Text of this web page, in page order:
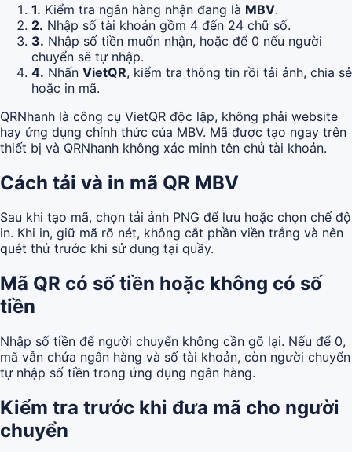
1. Kiểm tra ngân hàng nhận đang là MBV.
2. Nhập số tài khoản gồm 4 đến 24 chữ số.
3. Nhập số tiền muốn nhận, hoặc để 0 nếu người
chuyển sẽ tự nhập.
4. Nhấn VietQR, kiểm tra thông tin rồi tải ảnh, chia sẻ
hoặc in mã.
QRNhanh là công cụ VietQR độc lập, không phải website
hay ứng dụng chính thức của MBV. Mã được tạo ngay trên
thiết bị và QRNhanh không xác minh tên chủ tài khoản.
Cách tải và in mã QR MBV
Sau khi tạo mã, chọn tải ảnh PNG để lưu hoặc chọn chế độ
in. Khi in, giữ mã rõ nét, không cắt phần viền trắng và nên
quét thử trước khi sử dụng tại quầy.
Mã QR có số tiền hoặc không có số
tiền
Nhập số tiền để người chuyển không cần gõ lại. Nếu để 0,
mã vẫn chứa ngân hàng và số tài khoản, còn người chuyển
tự nhập số tiền trong ứng dụng ngân hàng.
Kiểm tra trước khi đưa mã cho người
chuyển